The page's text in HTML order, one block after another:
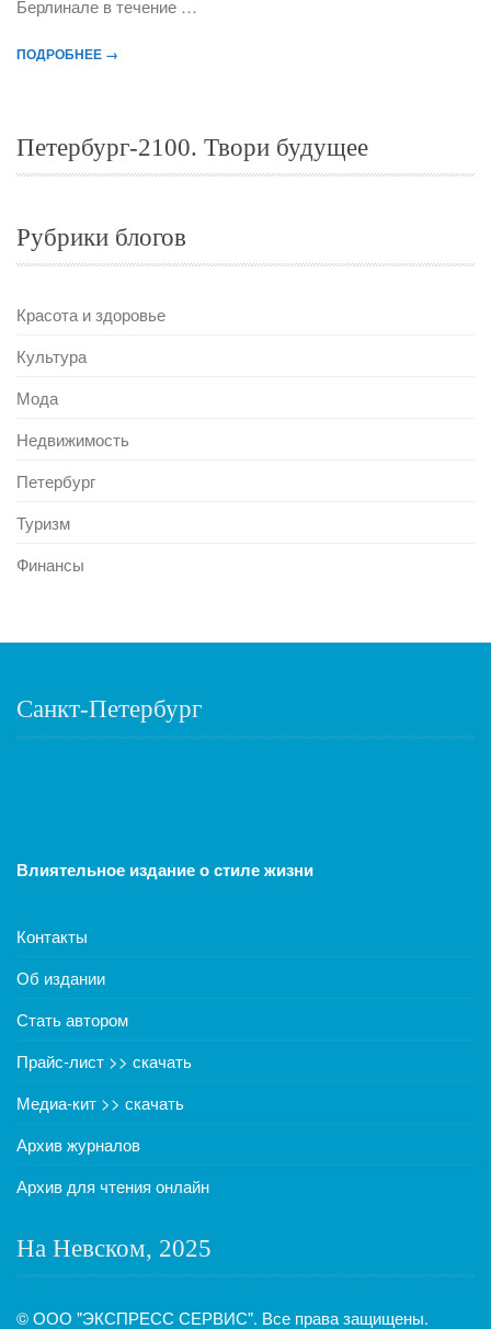
Берлинале в течение …
ПОДРОБНЕЕ →
Петербург-2100. Твори будущее
Рубрики блогов
Красота и здоровье
Культура
Мода
Недвижимость
Петербург
Туризм
Финансы
Санкт-Петербург
Влиятельное издание о стиле жизни
Контакты
Об издании
Стать автором
Прайс-лист >> скачать
Медиа-кит >> скачать
Архив журналов
Архив для чтения онлайн
На Невском, 2025
© ООО "ЭКСПРЕСС СЕРВИС". Все права защищены.